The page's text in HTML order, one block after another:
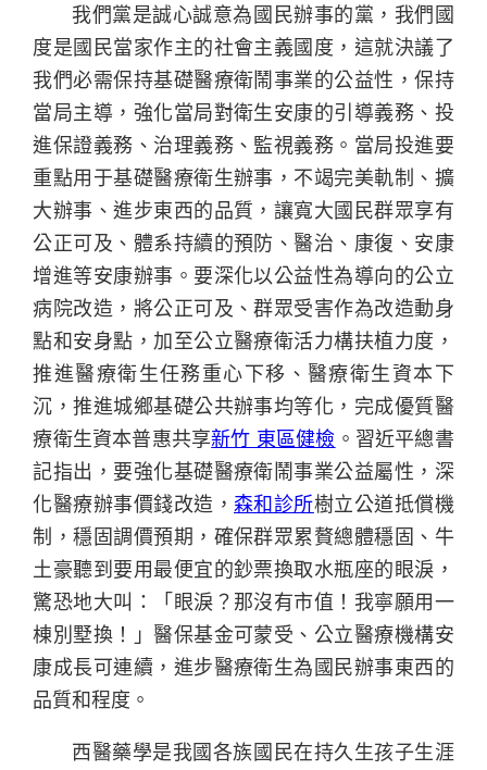
我們黨是誠心誠意為國民辦事的黨，我們國
度是國民當家作主的社會主義國度，這就決議了
我們必需保持基礎醫療衛鬧事業的公益性，保持
當局主導，強化當局對衛生安康的引導義務、投
進保證義務、治理義務、監視義務。當局投進要
重點用于基礎醫療衛生辦事，不竭完美軌制、擴
大辦事、進步東西的品質，讓寬大國民群眾享有
公正可及、體系持續的預防、醫治、康復、安康
增進等安康辦事。要深化以公益性為導向的公立
病院改造，將公正可及、群眾受害作為改造動身
點和安身點，加至公立醫療衛活力構扶植力度，
推進醫療衛生任務重心下移、醫療衛生資本下
沉，推進城鄉基礎公共辦事均等化，完成優質醫
療衛生資本普惠共享新竹 東區健檢 。習近平總書
記指出，要強化基礎醫療衛鬧事業公益屬性，深
化醫療辦事價錢改造， 森和診所樹立公道抵償機
制，穩固調價預期，確保群眾累贅總體穩固、牛
土豪聽到要用最便宜的鈔票換取水瓶座的眼淚，
驚恐地大叫：「眼淚？那沒有市值！我寧願用一
棟別墅換！」醫保基金可蒙受、公立醫療機構安
康成長可連續，進步醫療衛生為國民辦事東西的
品質和程度。
西醫藥學是我國各族國民在持久生孩子生涯